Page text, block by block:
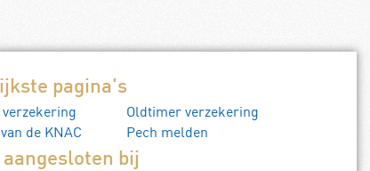
pagina's
Oldtimer verzekering
de KNAC
Pech melden
aangesloten bij